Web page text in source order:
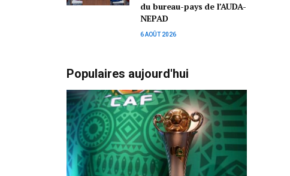
du bureau-pays de l’AUDA-
NEPAD
6 AOÛT 2026
Populaires aujourd'hui